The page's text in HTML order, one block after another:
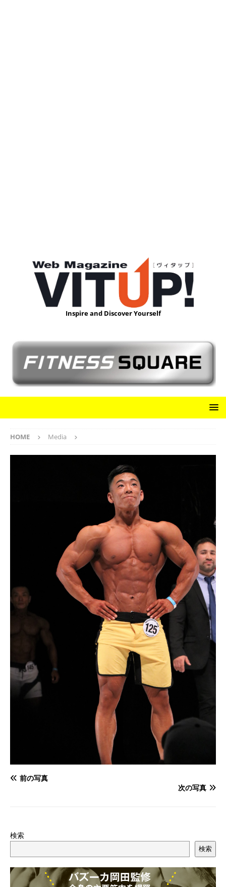
Inspire and Discover Yourself
HOME Media
前の写真
次の写真
検索
検索